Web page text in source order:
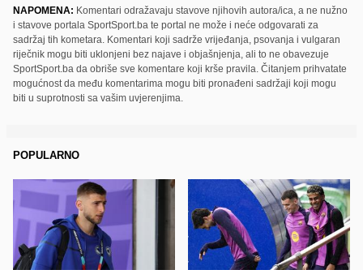
NAPOMENA: Komentari odražavaju stavove njihovih autora/ica, a ne nužno
i stavove portala SportSport.ba te portal ne može i neće odgovarati za
sadržaj tih kometara. Komentari koji sadrže vrijeđanja, psovanja i vulgaran
riječnik mogu biti uklonjeni bez najave i objašnjenja, ali to ne obavezuje
SportSport.ba da obriše sve komentare koji krše pravila. Čitanjem prihvatate
mogućnost da među komentarima mogu biti pronađeni sadržaji koji mogu
biti u suprotnosti sa vašim uvjerenjima.
POPULARNO